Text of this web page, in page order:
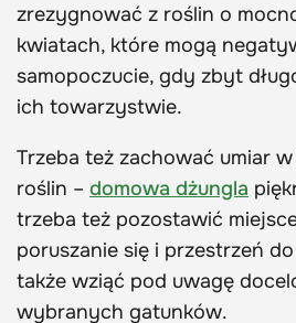
zrezygnować z roślin o
kwiatach, które mogą
samopoczucie, gdy zbyt
ich towarzystwie.
Trzeba też zachować umiar
roślin – domowa dżungla
trzeba też pozostawić
poruszanie się i przestrzeń
także wziąć pod uwagę
wybranych gatunków.